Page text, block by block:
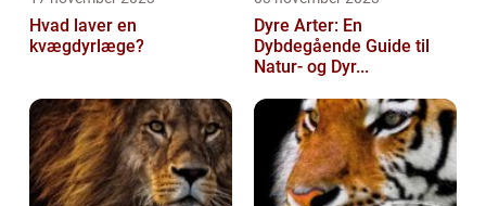
Hvad laver en
kvægdyrlæge?
Dyre Arter: En
Dybdegående Guide til
Natur- og Dyr...